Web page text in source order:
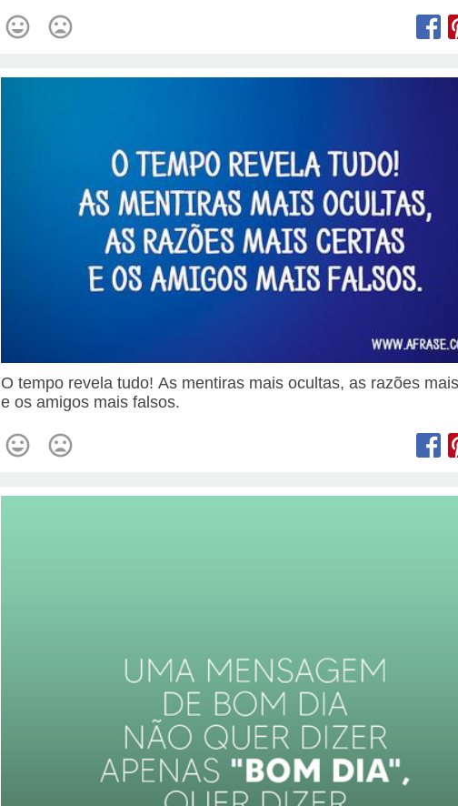
O tempo revela tudo! As mentiras mais ocultas, as razões
e os amigos mais falsos.